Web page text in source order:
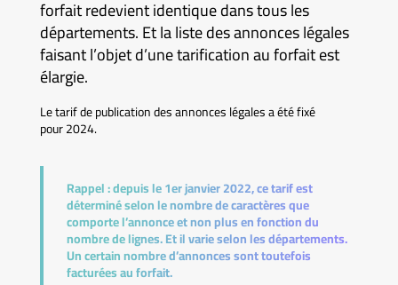
forfait redevient identique dans tous les
départements. Et la liste des annonces légales
faisant l’objet d’une tarification au forfait est
élargie.
Le tarif de publication des annonces légales a été fixé
pour 2024.
Rappel :depuis le 1er janvier 2022, ce tarif est
déterminé selon le nombre de caractères que
comporte l’annonce et non plus en fonction du
nombre de lignes. Et il varie selon les départements.
Un certain nombre d’annonces sont toutefois
facturées au forfait.